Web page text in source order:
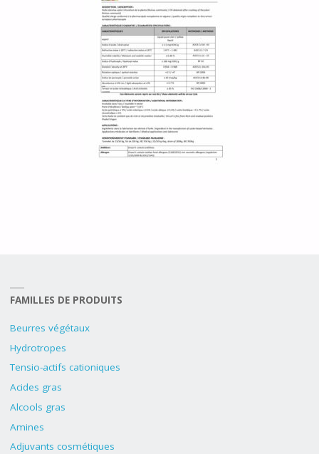
FAMILLES DE PRODUITS
Beurres végétaux
Hydrotropes
Tensio-actifs cationiques
Acides gras
Alcools gras
Amines
Adjuvants cosmétiques